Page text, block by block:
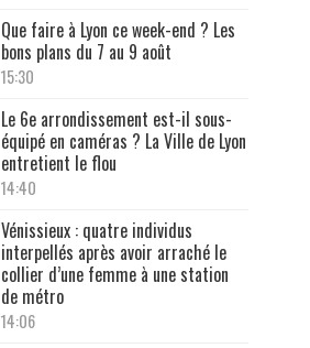
Que faire à Lyon ce week-end ? Les
bons plans du 7 au 9 août
15:30
Le 6e arrondissement est-il sous-
équipé en caméras ? La Ville de Lyon
entretient le flou
14:40
Vénissieux : quatre individus
interpellés après avoir arraché le
collier d’une femme à une station
de métro
14:06